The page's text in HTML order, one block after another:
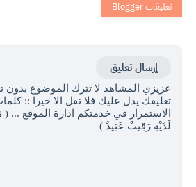
إرسال تعليق
عزيزي المشاهد لا تترك الموضوع بدون
تعليقك يدل عليك فلا تقل الا خيرا ::
الاستمرار في خدمتكم ادارة الموقع ...
لَدَيْهِ رَقِيبٌ عَتِيدٌ )